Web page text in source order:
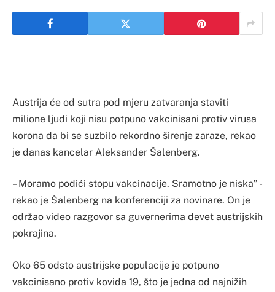
Austrija će od sutra pod mjeru zatvaranja staviti
milione ljudi koji nisu potpuno vakcinisani protiv virusa
korona da bi se suzbilo rekordno širenje zaraze, rekao
je danas kancelar Aleksander Šalenberg.
– Moramo podići stopu vakcinacije. Sramotno je niska” -
rekao je Šalenberg na konferenciji za novinare. On je
održao video razgovor sa guvernerima devet austrijskih
pokrajina.
Oko 65 odsto austrijske populacije je potpuno
vakcinisano protiv kovida 19, što je jedna od najnižih